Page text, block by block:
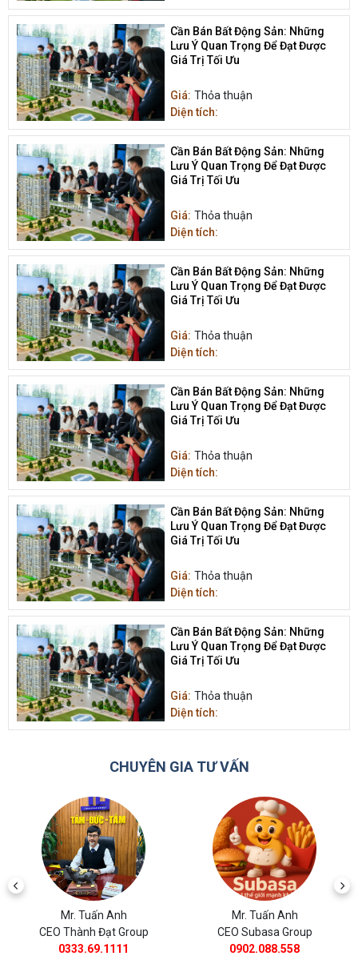
Cần Bán Bất Động Sản: Những
Lưu Ý Quan Trọng Để Đạt Được
Giá Trị Tối Ưu
Giá: Thỏa thuận
Diện tích:
Cần Bán Bất Động Sản: Những
Lưu Ý Quan Trọng Để Đạt Được
Giá Trị Tối Ưu
Giá: Thỏa thuận
Diện tích:
Cần Bán Bất Động Sản: Những
Lưu Ý Quan Trọng Để Đạt Được
Giá Trị Tối Ưu
Giá: Thỏa thuận
Diện tích:
Cần Bán Bất Động Sản: Những
Lưu Ý Quan Trọng Để Đạt Được
Giá Trị Tối Ưu
Giá: Thỏa thuận
Diện tích:
Cần Bán Bất Động Sản: Những
Lưu Ý Quan Trọng Để Đạt Được
Giá Trị Tối Ưu
Giá: Thỏa thuận
Diện tích:
Cần Bán Bất Động Sản: Những
Lưu Ý Quan Trọng Để Đạt Được
Giá Trị Tối Ưu
Giá: Thỏa thuận
Diện tích:
CHUYÊN GIA TƯ VẤN
Mr. Tuấn Anh
CEO Subasa Group
0902.088.558
Mr. Tuấn Anh
CEO BĐS Thành Đạt
0988.11.8385